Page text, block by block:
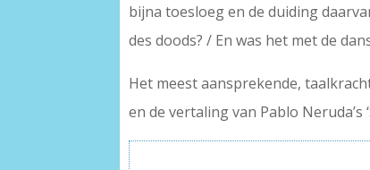
bijna toesloeg en de duiding
des doods? / En was het met de
Het meest aansprekende,
en de vertaling van Pablo Neruda’s